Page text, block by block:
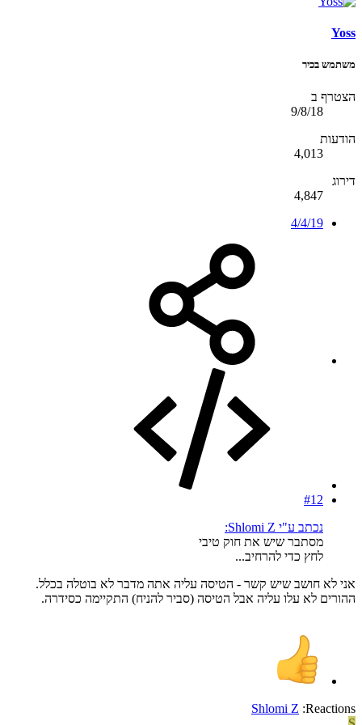
Yoss
משתמש בכיר
הצטרף ב
9/8/18
הודעות
4,013
דירוג
4,847
4/4/19
#12
נכתב ע"י Shlomi Z:
מסתבר שיש את חוק טיבי
לחץ כדי להרחיב...
אני לא חושב שיש קשר - הטיסה עליה אתה מדבר לא בוטלה בכלל.
ההורים לא עלו עליה אבל הטיסה (סביר להניח) התקיימה כסידרה.
Reactions:
Shlomi Z